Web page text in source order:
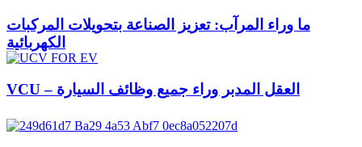
ما وراء المرآب: تعزيز الصناعة بتحويلات المركبات
الكهربائية
VCU – العقل المدبر وراء جميع وظائف السيارة